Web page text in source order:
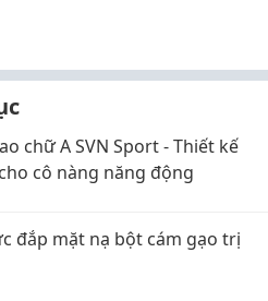
chữ A SVN Sport - Thiết kế
cô nàng năng động
đắp mặt nạ bột cám gạo trị